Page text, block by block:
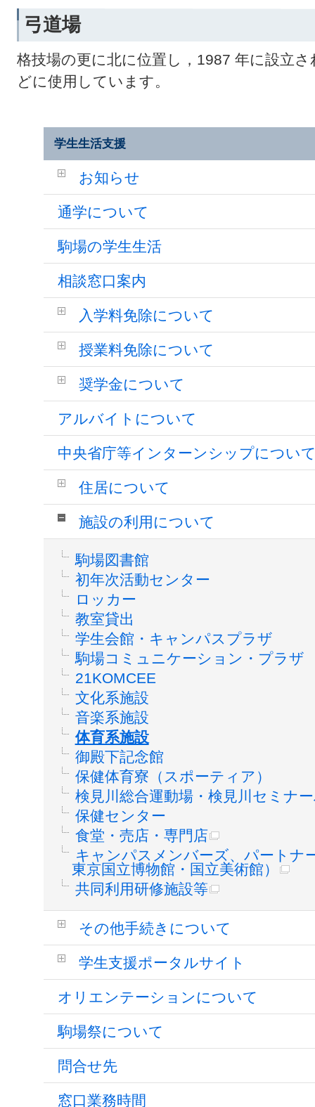
弓道場
格技場の更に北に位置し，1987 年に設立
どに使用しています。
学生生活支援
お知らせ
通学について
駒場の学生生活
相談窓口案内
入学料免除について
授業料免除について
奨学金について
アルバイトについて
中央省庁等インターンシップについ
住居について
施設の利用について
駒場図書館
初年次活動センター
ロッカー
教室貸出
学生会館・キャンパスプラザ
駒場コミュニケーション・プラザ
21KOMCEE
文化系施設
音楽系施設
体育系施設
御殿下記念館
保健体育寮（スポーティア）
検見川総合運動場・検見川セミナ
保健センター
食堂・売店・専門店
キャンパスメンバーズ、パートナ
東京国立博物館・国立美術館）
共同利用研修施設等
その他手続きについて
学生支援ポータルサイト
オリエンテーションについて
駒場祭について
問合せ先
窓口業務時間